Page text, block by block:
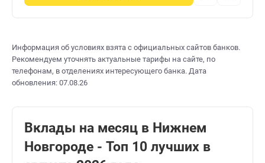
Информация об условиях взята с официальных сайтов банков.
Рекомендуем уточнять актуальные тарифы на сайте, по
телефонам, в отделениях интересующего банка. Дата
обновления: 07.08.26
Вклады на месяц в Нижнем
Новгороде - Топ 10 лучших в